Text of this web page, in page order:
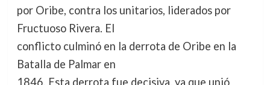
por Oribe, contra los unitarios, liderados por
Fructuoso Rivera. El
conflicto culminó en la derrota de Oribe en la
Batalla de Palmar en
1846. Esta derrota fue decisiva, ya que unió